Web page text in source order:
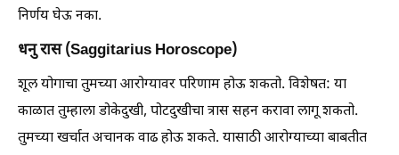
निर्णय घेऊ नका.
धनु रास (Saggitarius Horoscope)
शूल योगाचा तुमच्या आरोग्यावर परिणाम होऊ शकतो. विशेषत: या
काळात तुम्हाला डोकेदुखी, पोटदुखीचा त्रास सहन करावा लागू शकतो.
तुमच्या खर्चात अचानक वाढ होऊ शकते. यासाठी आरोग्याच्या बाबतीत